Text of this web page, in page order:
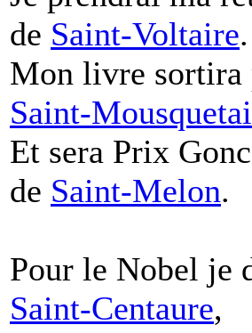
de Saint-Voltaire.
Mon livre sortira
Saint-
Et sera Prix
de Saint-Melon.
Pour le Nobel je
Saint-Centaure,